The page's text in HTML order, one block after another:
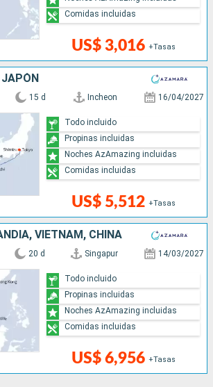
US$ 3,016 +Tasas
Comidas incluidas
15 d Incheon 16/04/2027
US$ 5,512 +Tasas
Todo incluido
Propinas incluidas
Noches AzAmazing incluidas
Comidas incluidas
VIETNAM, CHINA
20 d Singapur 14/03/2027
US$ 6,956 +Tasas
Todo incluido
Propinas incluidas
Noches AzAmazing incluidas
Comidas incluidas